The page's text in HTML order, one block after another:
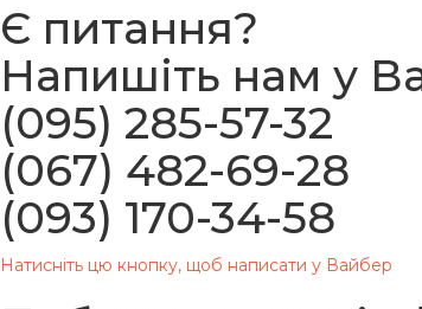
Є питання?
Напишіть нам у
(095) 285-57-32
(067) 482-69-28
(093) 170-34-58
Натисніть цю кнопку, щоб написати у Вайбер